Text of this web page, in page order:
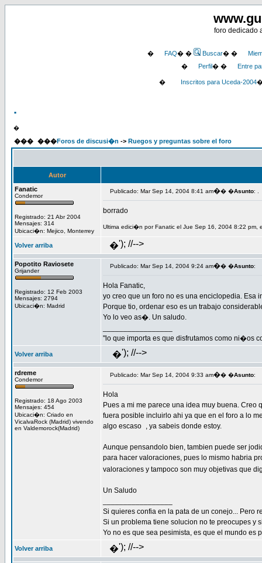
foro dedicado
� FAQ� � Buscar� �
�
Perfil� � Entre
� Inscritos para Uceda-2004
.
�
��� ���Foros de discusi�n -> Ruegos y preguntas sobre el foro
Autor
Fanatic
Condemor
Registrado: 21 Abr 2004
Mensajes: 314
Ubicaci�n: Mejico, Monterrey
Publicado: Mar Sep 14, 2004 8:41 am�� �Asunto: .
borrado
Ultima edici�n por Fanatic el Jue Sep 16, 2004 8:22 pm,
Volver arriba �'); //-->
Popotito Raviosete
Grijander
Registrado: 12 Feb 2003
Mensajes: 2794
Ubicaci�n: Madrid
Publicado: Mar Sep 14, 2004 9:24 am�� �Asunto:
Hola Fanatic,
yo creo que un foro no es una enciclopedia.
Porque tio, ordenar eso es un trabajo
Yo lo veo as�. Un saludo.
"lo que importa es que disfrutamos como ni�os
Volver arriba �'); //-->
rdreme
Condemor
Registrado: 18 Ago 2003
Mensajes: 454
Ubicaci�n: Criado en
VicalvaRock (Madrid) vivendo
en Valdemorock(Madrid)
Publicado: Mar Sep 14, 2004 9:33 am�� �Asunto:
Hola
Pues a mi me parece una idea muy buena.
fuera posible incluirlo ahi ya que en el foro a lo
algo escaso , ya sabeis donde estoy.
Aunque pensandolo bien, tambien puede ser
para hacer valoraciones, pues lo mismo habria
valoraciones y tampoco son muy objetivas que
Un Saludo
Si quieres confia en la pata de un conejo... Pero
Si un problema tiene solucion no te preocupes y
Yo no es que sea pesimista, es que el mundo es
Volver arriba �'); //-->